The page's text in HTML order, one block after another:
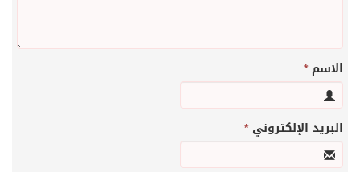
الاسم*
البريد الإلكتروني*